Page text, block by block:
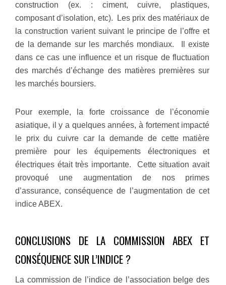
construction (ex. : ciment, cuivre, plastiques,
composant d’isolation, etc). Les prix des matériaux de
la construction varient suivant le principe de l’offre et
de la demande sur les marchés mondiaux. Il existe
dans ce cas une influence et un risque de fluctuation
des marchés d’échange des matières premières sur
les marchés boursiers.
Pour exemple, la forte croissance de l’économie
asiatique, il y a quelques années, à fortement impacté
le prix du cuivre car la demande de cette matière
première pour les équipements électroniques et
électriques était très importante. Cette situation avait
provoqué une augmentation de nos primes
d’assurance, conséquence de l’augmentation de cet
indice ABEX.
CONCLUSIONS DE LA COMMISSION ABEX ET
CONSÉQUENCE SUR L’INDICE ?
La commission de l’indice de l’association belge des